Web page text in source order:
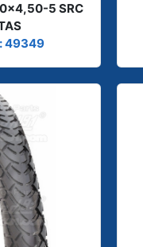
5 SRC
49349